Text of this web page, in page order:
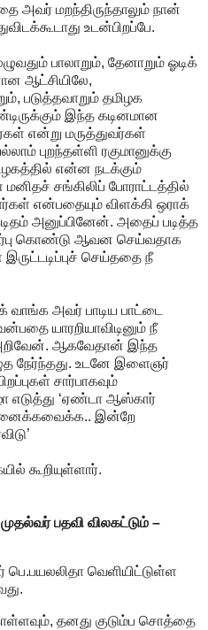
அவர் மறந்திருந்தாலும் நான்
உடன்பிறப்பே.
பாலாறும், தேனாறும் ஓடிக்
ஆட்சியிலே,
படுத்தவாறும் தமிழக
இந்த கடினமான
என்று மருத்துவர்கள்
புறந்தள்ளி ரகுமானுக்கு
என்ன நடக்கும்
சங்கிலிப் போராட்டத்தில்
என்பதையும் விளக்கி ஒராக்
அனுப்பினேன். அதைப் படித்த
கொண்டு ஆவன செய்வதாக
செய்ததை நீ
வாங்க அவர் பாடிய பாட்டை
யாரறியாவிடினும் நீ
ஆகவேதான் இந்த
நேர்ந்தது. உடனே இளைஞர்
சார்பாகவும்
எடுத்து ‘ஏண்டா ஆஸ்கார்
இன்றே
கூறியுள்ளார்.
பதவி விலகட்டும் –
வெளியிட்டுள்ள
தனது குடும்ப சொத்தை